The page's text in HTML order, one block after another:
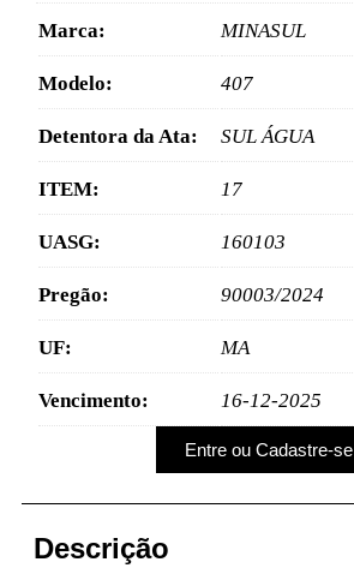
Marca: MINASUL
Modelo: 407
Detentora da Ata: SUL ÁGUA
ITEM: 17
UASG: 160103
Pregão: 90003/2024
UF: MA
Vencimento: 16-12-2025
Entre ou Cadastre-se
Descrição